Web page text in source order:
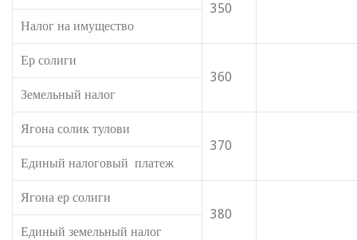
350
Налог на имущество
Ер солиги
360
Земельный налог
Ягона солик тулови
370
Единый налоговый платеж
Ягона ер солиги
380
Единый земельный налог